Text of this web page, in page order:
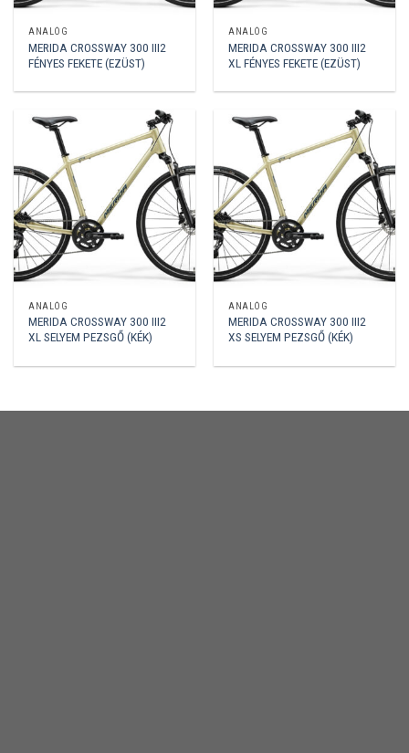
ANALÓG
MERIDA CROSSWAY 300 III2
FÉNYES FEKETE (EZÜST)
ANALÓG
MERIDA CROSSWAY 300 III2
XL FÉNYES FEKETE (EZÜST)
ANALÓG
MERIDA CROSSWAY 300 III2
XL SELYEM PEZSGŐ (KÉK)
ANALÓG
MERIDA CROSSWAY 300 III2
XS SELYEM PEZSGŐ (KÉK)